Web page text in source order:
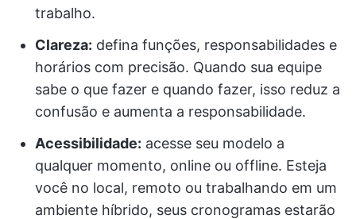
trabalho.
Clareza: defina funções, responsabilidades e
horários com precisão. Quando sua equipe
sabe o que fazer e quando fazer, isso reduz a
confusão e aumenta a responsabilidade.
Acessibilidade: acesse seu modelo a
qualquer momento, online ou offline. Esteja
você no local, remoto ou trabalhando em um
ambiente híbrido, seus cronogramas estarão